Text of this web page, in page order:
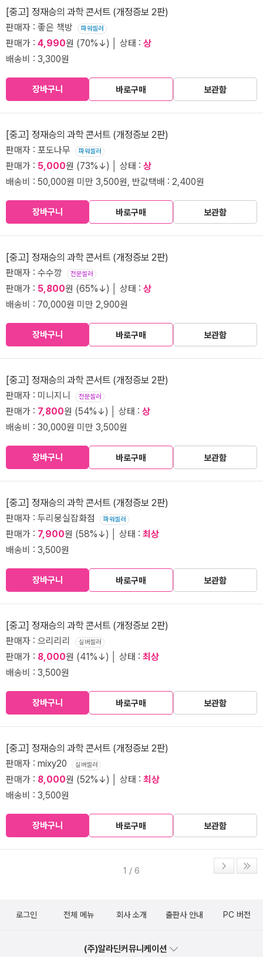
[중고] 정재승의 과학 콘서트 (개정증보 2판)
판매자 : 좋은 책방 파워셀러
판매가 : 4,990원 (70%↓) │ 상태 : 상
배송비 : 3,300원
장바구니 바로구매 보관함
[중고] 정재승의 과학 콘서트 (개정증보 2판)
판매자 : 포도나무 파워셀러
판매가 : 5,000원 (73%↓) │ 상태 : 상
배송비 : 50,000원 미만 3,500원, 반값택배 : 2,400원
장바구니 바로구매 보관함
[중고] 정재승의 과학 콘서트 (개정증보 2판)
판매자 : 수수깡 전문셀러
판매가 : 5,800원 (65%↓) │ 상태 : 상
배송비 : 70,000원 미만 2,900원
장바구니 바로구매 보관함
[중고] 정재승의 과학 콘서트 (개정증보 2판)
판매자 : 미니지니 전문셀러
판매가 : 7,800원 (54%↓) │ 상태 : 상
배송비 : 30,000원 미만 3,500원
장바구니 바로구매 보관함
[중고] 정재승의 과학 콘서트 (개정증보 2판)
판매자 : 두리뭉실잡화점 파워셀러
판매가 : 7,900원 (58%↓) │ 상태 : 최상
배송비 : 3,500원
장바구니 바로구매 보관함
[중고] 정재승의 과학 콘서트 (개정증보 2판)
판매자 : 으리리리 실버셀러
판매가 : 8,000원 (41%↓) │ 상태 : 최상
배송비 : 3,500원
장바구니 바로구매 보관함
[중고] 정재승의 과학 콘서트 (개정증보 2판)
판매자 : mixy20 실버셀러
판매가 : 8,000원 (52%↓) │ 상태 : 최상
배송비 : 3,500원
장바구니 바로구매 보관함
1 / 6
로그인 전체 메뉴 회사 소개 출판사 안내 PC 버전
(주)알라딘커뮤니케이션